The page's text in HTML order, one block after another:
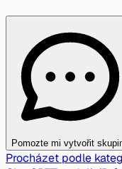
Pomozte mi vytvořit
Procházet podle